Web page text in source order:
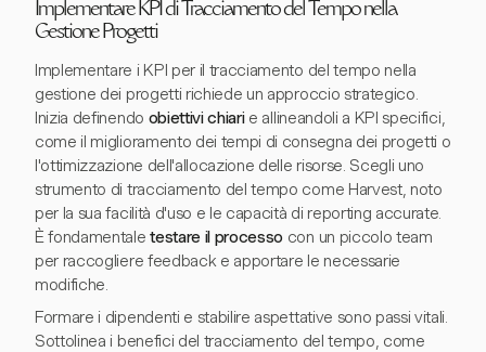
Implementare KPI di Tracciamento del Tempo nella
Gestione Progetti
Implementare i KPI per il tracciamento del tempo nella
gestione dei progetti richiede un approccio strategico.
Inizia definendo obiettivi chiarie allineandoli a KPI specifici,
come il miglioramento dei tempi di consegna dei progetti o
l'ottimizzazione dell'allocazione delle risorse. Scegli uno
strumento di tracciamento del tempo come Harvest, noto
per la sua facilità d'uso e le capacità di reporting accurate.
È fondamentaletestare il processo con un piccolo team
per raccogliere feedback e apportare le necessarie
modifiche.
Formare i dipendenti e stabilire aspettative sono passi vitali.
Sottolinea i benefici del tracciamento del tempo, come